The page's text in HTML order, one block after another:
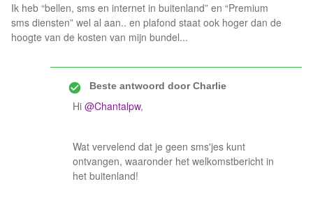
Ik heb “bellen, sms en internet in buitenland” en “Premium
sms diensten” wel al aan.. en plafond staat ook hoger dan de
hoogte van de kosten van mijn bundel...
Beste antwoord doorCharlie
Hi @Chantalpw,
Wat vervelend dat je geen sms'jes kunt
ontvangen, waaronder het welkomstbericht in
het buitenland!